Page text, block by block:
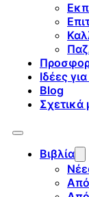
Ιδέες
Blog
Σχετικά
Βιβλία